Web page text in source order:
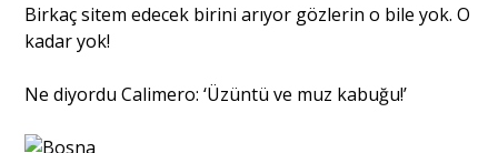
Birkaç sitem edecek birini arıyor gözlerin o bile yok. O
kadar yok!
Ne diyordu Calimero: ‘Üzüntü ve muz kabuğu!’